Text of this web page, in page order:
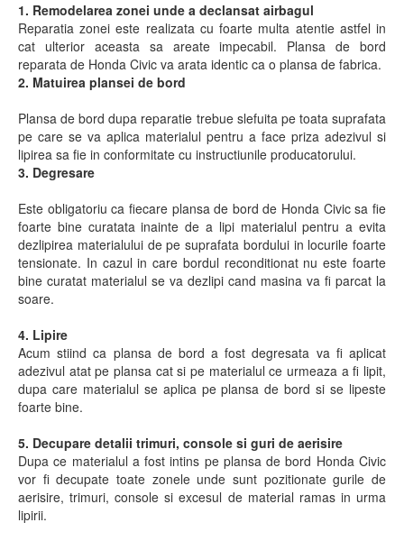
1. Remodelarea zonei unde a declansat airbagul
Reparatia zonei este realizata cu foarte multa atentie astfel in
cat ulterior aceasta sa areate impecabil. Plansa de bord
reparata de Honda Civic va arata identic ca o plansa de fabrica.
2. Matuirea plansei de bord
Plansa de bord dupa reparatie trebue slefuita pe toata suprafata
pe care se va aplica materialul pentru a face priza adezivul si
lipirea sa fie in conformitate cu instructiunile producatorului.
3. Degresare
Este obligatoriu ca fiecare plansa de bord de Honda Civic sa fie
foarte bine curatata inainte de a lipi materialul pentru a evita
dezlipirea materialului de pe suprafata bordului in locurile foarte
tensionate. In cazul in care bordul reconditionat nu este foarte
bine curatat materialul se va dezlipi cand masina va fi parcat la
soare.
4. Lipire
Acum stiind ca plansa de bord a fost degresata va fi aplicat
adezivul atat pe plansa cat si pe materialul ce urmeaza a fi lipit,
dupa care materialul se aplica pe plansa de bord si se lipeste
foarte bine.
5. Decupare detalii trimuri, console si guri de aerisire
Dupa ce materialul a fost intins pe plansa de bord Honda Civic
vor fi decupate toate zonele unde sunt pozitionate gurile de
aerisire, trimuri, console si excesul de material ramas in urma
lipirii.